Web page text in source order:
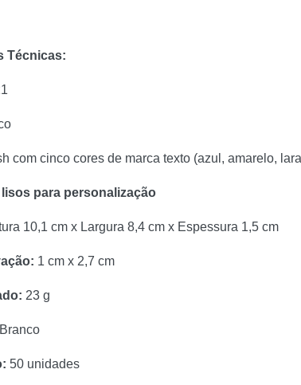
Técnicas:
com cinco cores de marca texto (azul, amarelo,
lisos para personalização
10,1 cm x Largura 8,4 cm x Espessura 1,5 cm
1 cm x 2,7 cm
23 g
Branco
50 unidades